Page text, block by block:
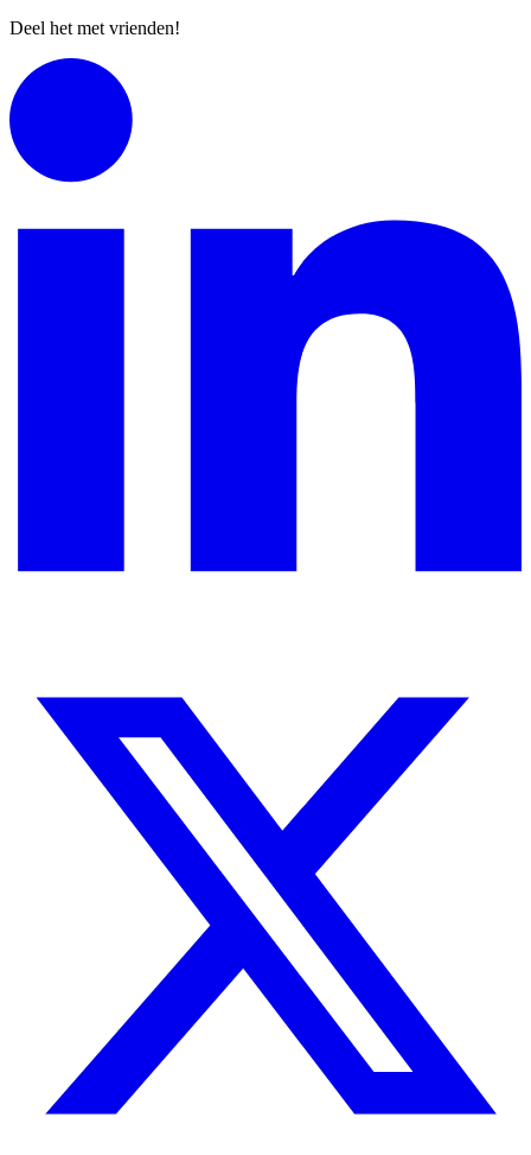
Deel het met vrienden!